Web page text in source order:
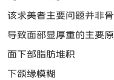
该求美者主要问题并非骨
导致面部显厚重的主要原
面下部脂肪堆积
下颌缘模糊